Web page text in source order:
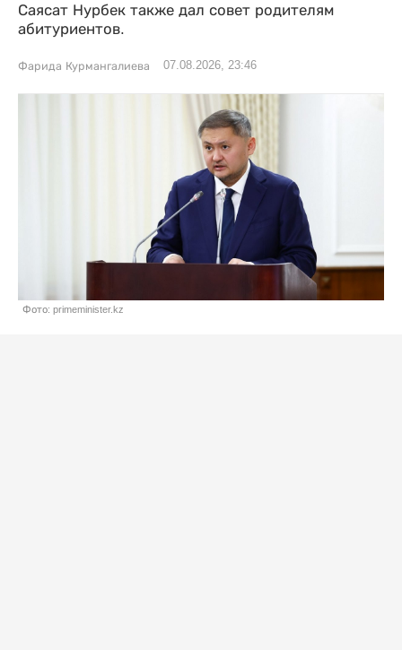
Саясат Нурбек также дал совет родителям
абитуриентов.
Фарида Курмангалиева 07.08.2026, 23:46
Фото: primeminister.kz